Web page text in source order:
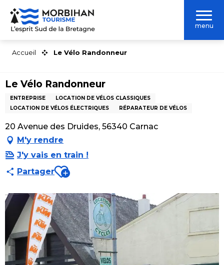
Aller
contenu
menu
Accueil Le Vélo Randonneur
Le Vélo Randonneur
ENTREPRISE
LOCATION DE VÉLOS CLASSIQUES
LOCATION DE VÉLOS ÉLECTRIQUES
RÉPARATEUR DE VÉLOS
20 Avenue des Druides, 56340 Carnac
M'y rendre
J'y vais en train !
PartagerAjouter aux favoris